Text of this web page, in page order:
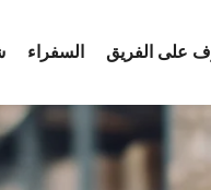
السفراء على الفريق